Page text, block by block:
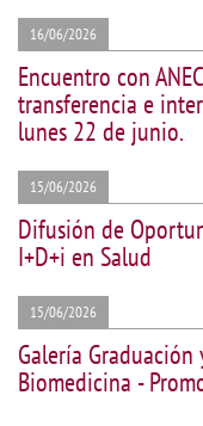
16/06/2026
Encuentro con
transferencia e
lunes 22 de junio.
15/06/2026
Difusión de
I+D+i en Salud
15/06/2026
Galería Graduación
Biomedicina -